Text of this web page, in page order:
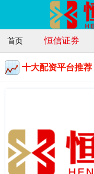
首页 恒信证券
十大配资平台推荐